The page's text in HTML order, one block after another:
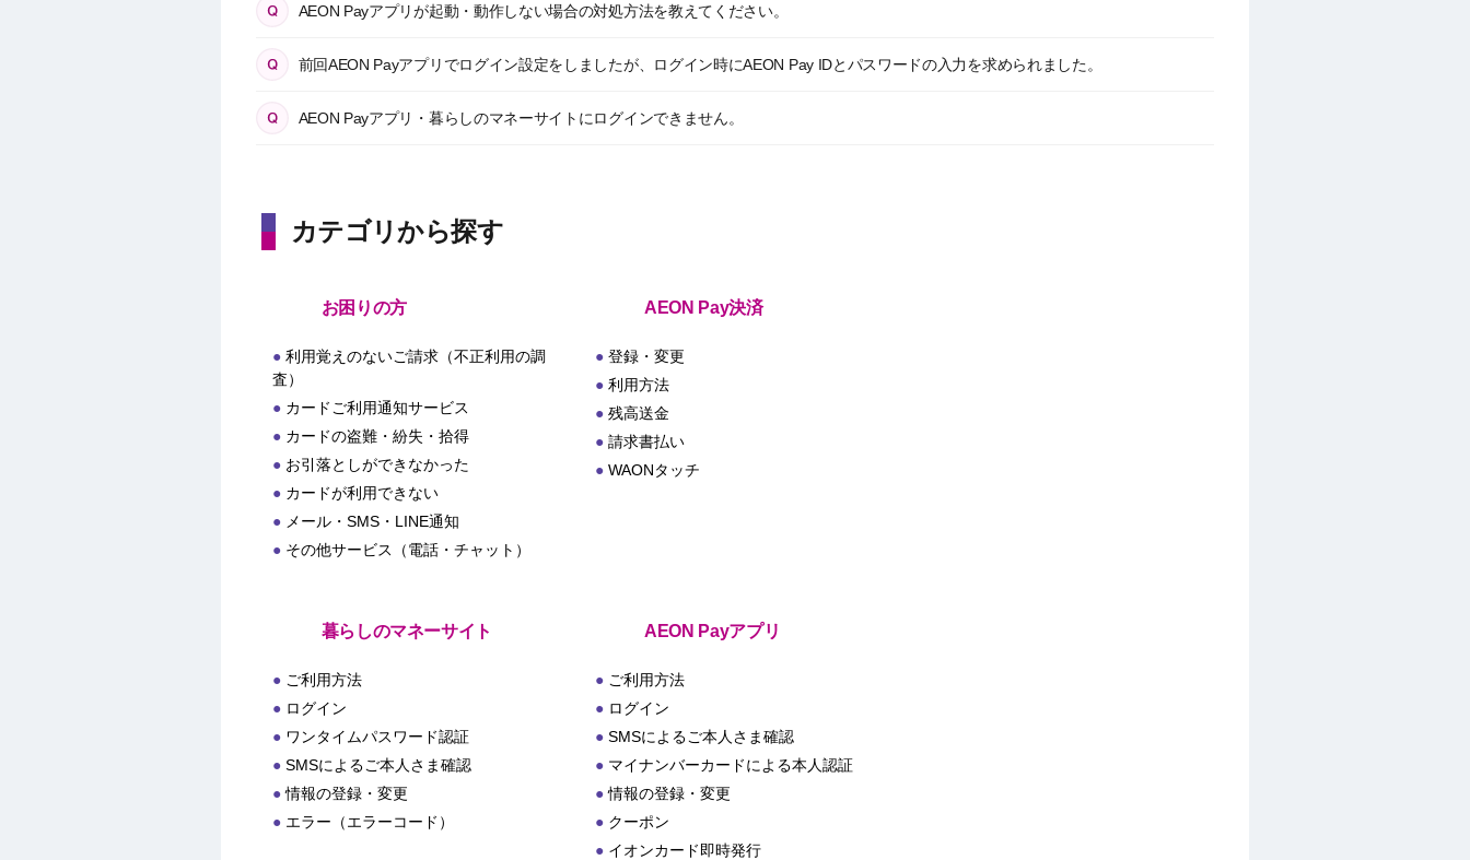
AEON Payアプリが起動・動作しない場合の対処方法を教えてください。
前回AEON Payアプリでログイン設定をしましたが、ログイン時にAEON Pay IDとパスワードの入力を求められました。
AEON Payアプリ・暮らしのマネーサイトにログインできません。
カテゴリから探す
お困りの方
利用覚えのないご請求（不正利用の調
査）
カードご利用通知サービス
カードの盗難・紛失・拾得
お引落としができなかった
カードが利用できない
メール・SMS・LINE通知
その他サービス（電話・チャット）
AEON Pay決済
登録・変更
利用方法
残高送金
請求書払い
WAONタッチ
暮らしのマネーサイト
ご利用方法
ログイン
ワンタイムパスワード認証
SMSによるご本人さま確認
情報の登録・変更
エラー（エラーコード）
AEON Payアプリ
ご利用方法
ログイン
SMSによるご本人さま確認
マイナンバーカードによる本人認証
情報の登録・変更
クーポン
イオンカード即時発行